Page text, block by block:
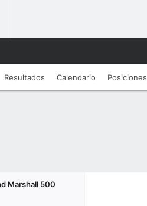
Resultados Calendario Posiciones
Marshall 500